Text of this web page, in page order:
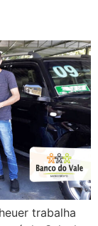
trabalha